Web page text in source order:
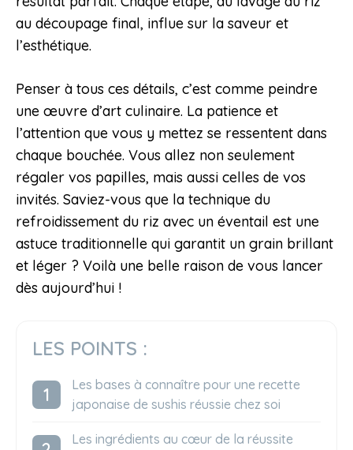
au découpage final, influe sur la saveur et
l’esthétique.
Penser à tous ces détails, c’est comme peindre
une œuvre d’art culinaire. La patience et
l’attention que vous y mettez se ressentent dans
chaque bouchée. Vous allez non seulement
régaler vos papilles, mais aussi celles de vos
invités. Saviez-vous que la technique du
refroidissement du riz avec un éventail est une
astuce traditionnelle qui garantit un grain brillant
et léger ? Voilà une belle raison de vous lancer
dès aujourd’hui !
LES POINTS :
Les bases à connaître pour une recette
japonaise de sushis réussie chez soi
Les ingrédients au cœur de la réussite